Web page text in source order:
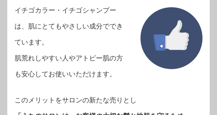
イチゴカラー・イチゴシャンプー
は、肌にとてもやさしい成分ででき
ています。
肌荒れしやすい人やアトピー肌の方
も安心してお使いいただけます。
このメリットをサロンの新たな売りとし